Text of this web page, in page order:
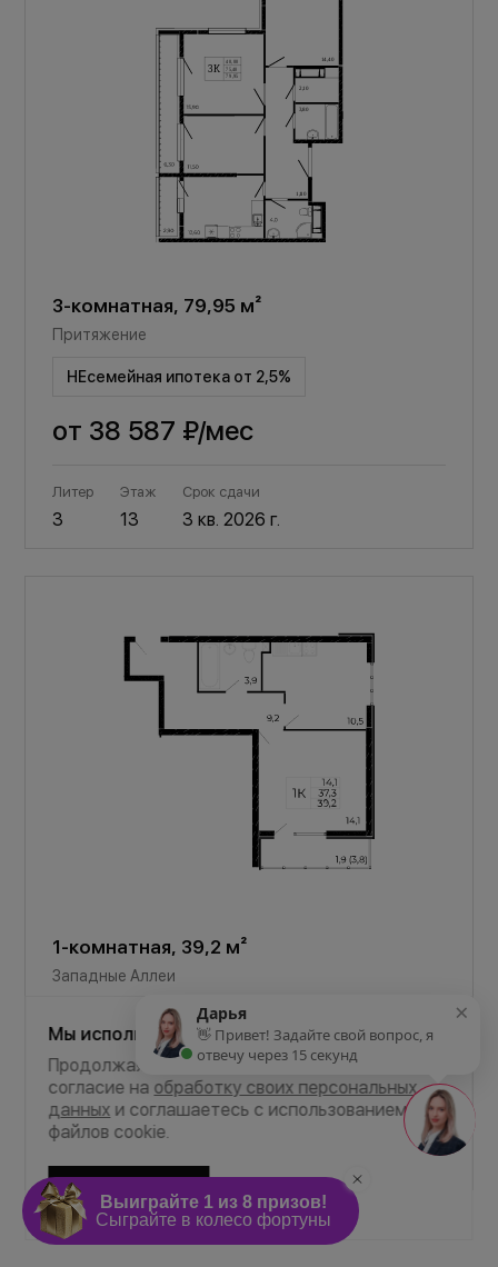
3-комнатная, 79,95 м²
Притяжение
НЕсемейная ипотека от 2,5%
от 38 587 ₽/мес
Литер
3
Этаж
13
Срок сдачи
3 кв. 2026 г.
1-комнатная, 39,2 м²
Западные Аллеи
НЕсемейная ипотека от 2,5%
от20 329 ₽ /мес
Литер Этаж
Мы используем Cookie
Продолжая пользоваться сайтом, Вы даёте
согласие на обработку своих персональных
данных и соглашаетесь с использованием
файлов cookie.
Соглашаюсь
×
Дарья
👋 Привет! Задайте свой вопрос, я
отвечу через 15 секунд